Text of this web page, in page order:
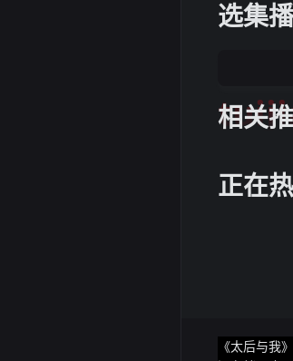
选集
相关
正在
《太后与我